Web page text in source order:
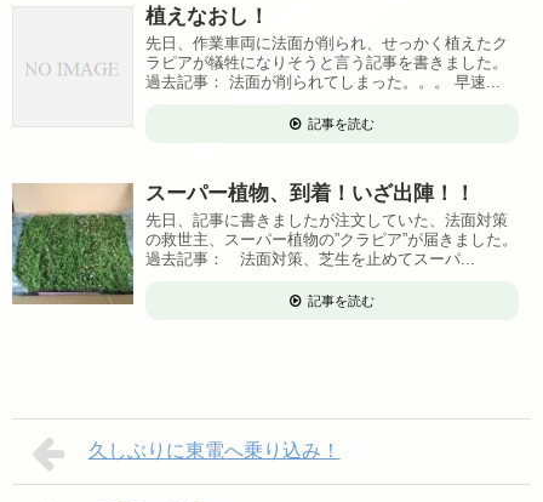
植えなおし！
先日、作業車両に法面が削られ、せっかく植えたク
ラピアが犠牲になりそうと言う記事を書きました。
過去記事： 法面が削られてしまった。。。 早速...
記事を読む
スーパー植物、到着！いざ出陣！！
先日、記事に書きましたが注文していた、法面対策
の救世主、スーパー植物の”クラピア”が届きました。
過去記事： 法面対策、芝生を止めてスーパ...
記事を読む
久しぶりに東電へ乗り込み！